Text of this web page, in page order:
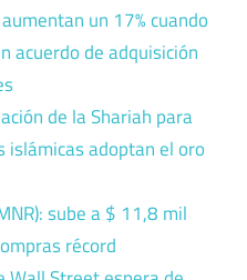
aumentan un 17% cuando
acuerdo de adquisición
de la Shariah para
islámicas adoptan el oro
sube a $ 11,8 mil
récord